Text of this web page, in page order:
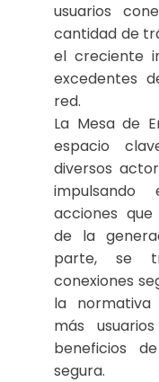
usuarios
cantidad de
el creciente
excedentes
red.
La Mesa de
espacio
diversos
impulsando
acciones
de la
parte, se
conexiones
la normativa
más
beneficios
segura.